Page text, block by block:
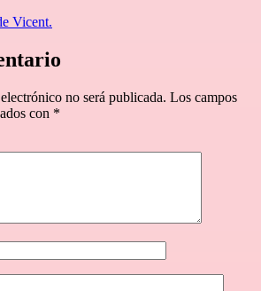
Vicent.
no será publicada. Los campos
con *